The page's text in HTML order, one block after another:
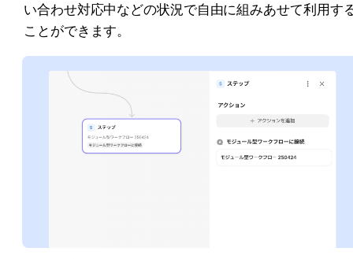
い合わせ対応中などの状況で自由に組みあせて利用す
ことができます。